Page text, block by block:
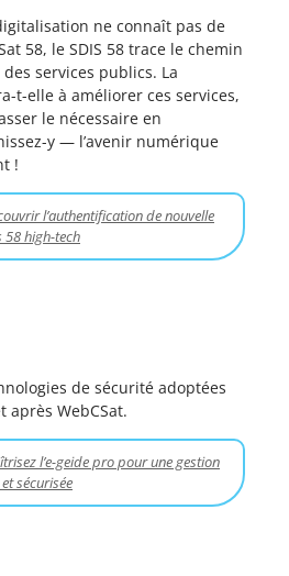
ne connaît pas de
58, le SDIS 58 trace le chemin
services publics. La
t-elle à améliorer ces services,
le nécessaire en
y — l’avenir numérique
!
l’authentification de nouvelle
58 high-tech
de sécurité adoptées
après WebCSat.
l’e-geide pro pour une gestion
sécurisée